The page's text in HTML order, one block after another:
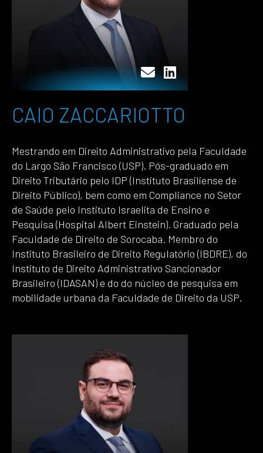
CAIO ZACCARIOTTO
Mestrando em Direito Administrativo pela Faculdade
do Largo São Francisco (USP). Pós-graduado em
Direito Tributário pelo IDP (Instituto Brasiliense de
Direito Público), bem como em Compliance no Setor
de Saúde pelo Instituto Israelita de Ensino e
Pesquisa (Hospital Albert Einstein). Graduado pela
Faculdade de Direito de Sorocaba. Membro do
Instituto Brasileiro de Direito Regulatório (IBDRE), do
Instituto de Direito Administrativo Sancionador
Brasileiro (IDASAN) e do do núcleo de pesquisa em
mobilidade urbana da Faculdade de Direito da USP.